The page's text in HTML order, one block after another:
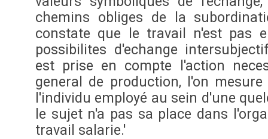
chemins obliges de la
constate que le travail n'est pas
possibilites d'echange
est prise en compte l'action
general de production, l'on
l'individu employé au sein d'une
le sujet n'a pas sa place dans
travail salarie.'